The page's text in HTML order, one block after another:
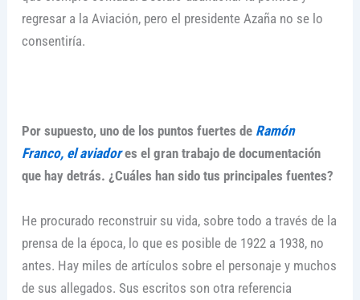
regresar a la Aviación, pero el presidente Azaña no se lo
consentiría.
Por supuesto, uno de los puntos fuertes de Ramón
Franco, el aviadores el gran trabajo de documentación
que hay detrás. ¿Cuáles han sido tus principales fuentes?
He procurado reconstruir su vida, sobre todo a través de la
prensa de la época, lo que es posible de 1922 a 1938, no
antes. Hay miles de artículos sobre el personaje y muchos
de sus allegados. Sus escritos son otra referencia